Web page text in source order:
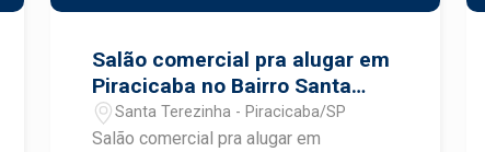
Salão comercial pra alugar em
Piracicaba no Bairro Santa
Terezinha
Santa Terezinha - Piracicaba/SP
Salão comercial pra alugar em